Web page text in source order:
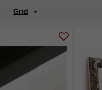
Grid